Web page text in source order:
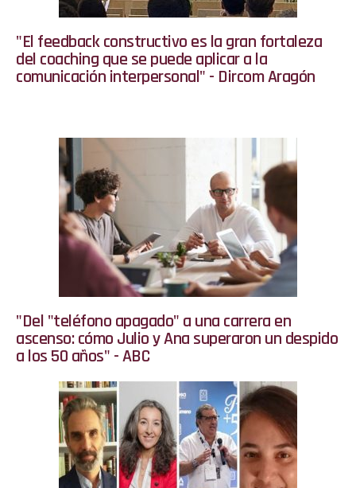
"El feedback constructivo es la gran fortaleza
del coaching que se puede aplicar a la
comunicación interpersonal" - Dircom Aragón
"Del "teléfono apagado" a una carrera en
ascenso: cómo Julio y Ana superaron un despido
a los 50 años" - ABC